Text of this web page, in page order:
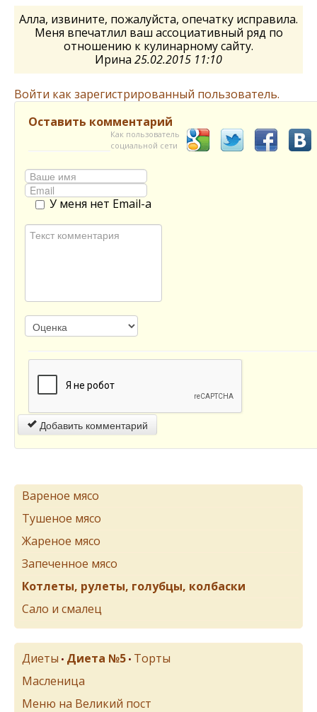
Алла, извините, пожалуйста, опечатку исправила.
Меня впечатлил ваш ассоциативный ряд по
отношению к кулинарному сайту.
Ирина 25.02.2015 11:10
Войти как зарегистрированный пользователь.
Оставить комментарий
Как пользователь
социальной сети
У меня нет Email-а
Добавить комментарий
Вареное мясо
Тушеное мясо
Жареное мясо
Запеченное мясо
Котлеты, рулеты, голубцы, колбаски
Сало и смалец
Диеты • Диета №5 • Торты
Масленица
Меню на Великий пост